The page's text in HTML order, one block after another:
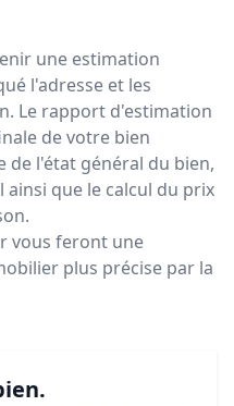
une estimation
l'adresse et les
Le rapport d'estimation
de votre bien
l'état général du bien,
que le calcul du prix
vous feront une
plus précise par la